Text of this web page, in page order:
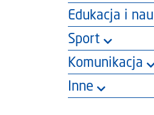
Edukacja i
Sport
Komunikacja
Inne